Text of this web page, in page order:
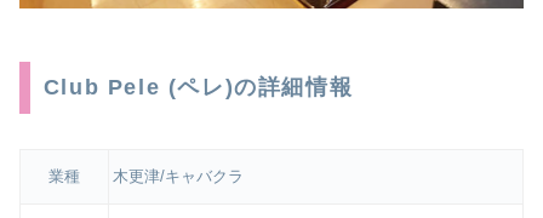
Club Pele (ペレ)の詳細情報
業種 木更津/キャバクラ